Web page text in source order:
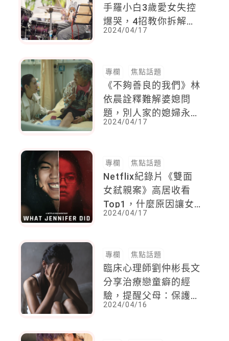
手羅小白3歲愛女失控
爆哭，4招教你拆解孩
子情緒小炸彈
2024/04/17
專欄 焦點話題
《不夠善良的我們》林
依晨詮釋難解婆媳問
題，別人家的媳婦永遠
更迷人？
2024/04/17
專欄 焦點話題
Netflix紀錄片《雙面
女弒親案》高居收看
Top1，什麼原因讓女
兒必須買兇，殺了最關
2024/04/17
專欄 焦點話題
臨床心理師劉仲彬長文
分享治療戀童癖的經
驗，提醒父母：保護自
己的孩子
2024/04/16